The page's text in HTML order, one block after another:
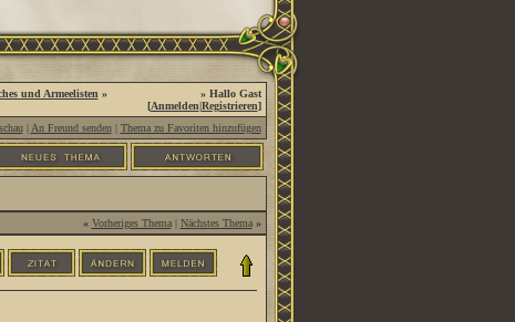
und Armeelisten »
» Hallo Gast
[Anmelden|Registrieren]
| An Freund senden| Thema zu Favoriten hinzufügen
« Vorheriges Thema| Nächstes Thema »